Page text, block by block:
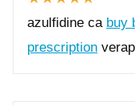
azulfidine ca buy
prescription